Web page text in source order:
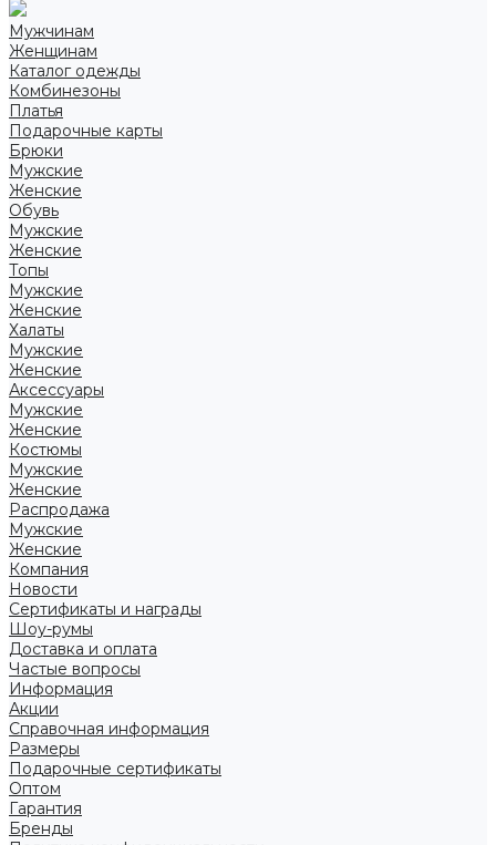
Мужчинам
Женщинам
Каталог одежды
Комбинезоны
Платья
Подарочные карты
Брюки
Мужские
Женские
Обувь
Мужские
Женские
Топы
Мужские
Женские
Халаты
Мужские
Женские
Аксессуары
Мужские
Женские
Костюмы
Мужские
Женские
Распродажа
Мужские
Женские
Компания
Новости
Сертификаты и награды
Шоу-румы
Доставка и оплата
Частые вопросы
Информация
Акции
Справочная информация
Размеры
Подарочные сертификаты
Оптом
Гарантия
Бренды